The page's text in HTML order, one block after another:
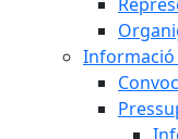
Informació